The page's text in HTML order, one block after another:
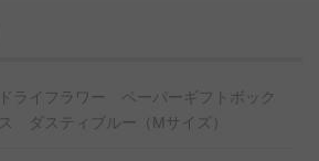
ができるといった点が、生花のフラ
な違いです。
ドライフラワー ペーパーギフトボック
ス ダスティブルー（Mサイズ）